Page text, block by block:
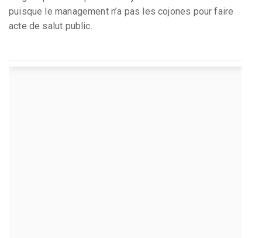
puisque le management n’a pas les cojones pour faire
acte de salut public.